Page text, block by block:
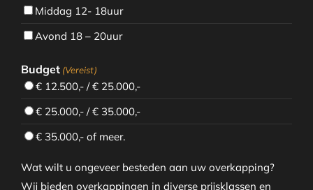
Middag 12- 18uur
Avond 18 – 20uur
Budget (Vereist)
€ 12.500,- / € 25.000,-
€ 25.000,- / € 35.000,-
€ 35.000,- of meer.
Wat wilt u ongeveer besteden aan uw overkapping?
Wij bieden overkappingen in diverse prijsklassen en